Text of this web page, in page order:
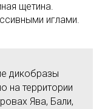
щетина.
иглами.
дикобразы
на территории
Ява, Бали,